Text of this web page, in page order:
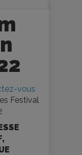
vous
Festival